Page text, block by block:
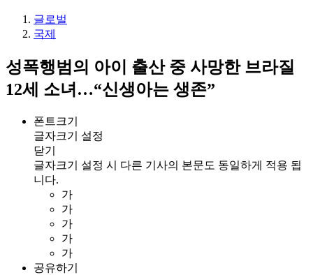
글로벌
국제
성폭행범의 아이 출산 중 사망한 브라질
12세 소녀…“신생아는 생존”
폰트크기
글자크기 설정
닫기
글자크기 설정 시 다른 기사의 본문도 동일하게 적용 됩
니다.
가
가
가
가
가
공유하기